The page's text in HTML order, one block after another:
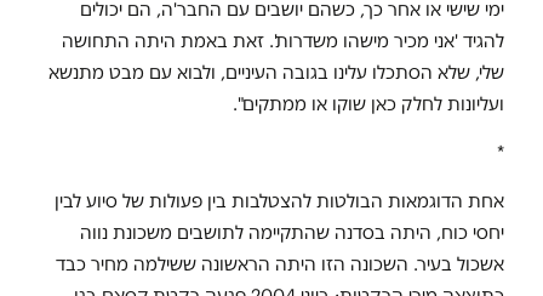
ימי שישי או אחר כך, כשהם יושבים עם החבר'ה, הם יכולים
להגיד 'אני מכיר מישהו משדרות'. זאת באמת היתה התחושה
שלי, שלא הסתכלו עלינו בגובה העיניים, ולבוא עם מבט מתנשא
ועליונות לחלק כאן שוקו או ממתקים".
*
אחת הדוגמאות הבולטות להצטלבות בין פעולות של סיוע לבין
יחסי כוח, היתה בסדנה שהתקיימה לתושבים משכונת נווה
אשכול בעיר. השכונה הזו היתה הראשונה ששילמה מחיר כבד